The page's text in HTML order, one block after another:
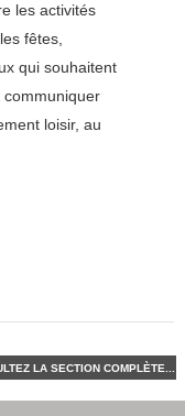
les activités
fêtes,
qui souhaitent
loisir, au
LA SECTION COMPLÈTE...